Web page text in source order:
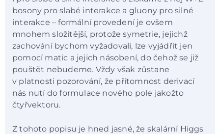
bosony pro slabé interakce a gluony pro silné
interakce – formální provedení je ovšem
mnohem složitější, protože symetrie, jejichž
zachování bychom vyžadovali, lze vyjádřit jen
pomocí matic a jejich násobení, do čehož se již
pouštět nebudeme. Vždy však zůstane
v platnosti pozorování, že přítomnost derivací
nás nutí do formulace nového pole jakožto
čtyřvektoru.
Z tohoto popisu je hned jasné, že skalární Higgs